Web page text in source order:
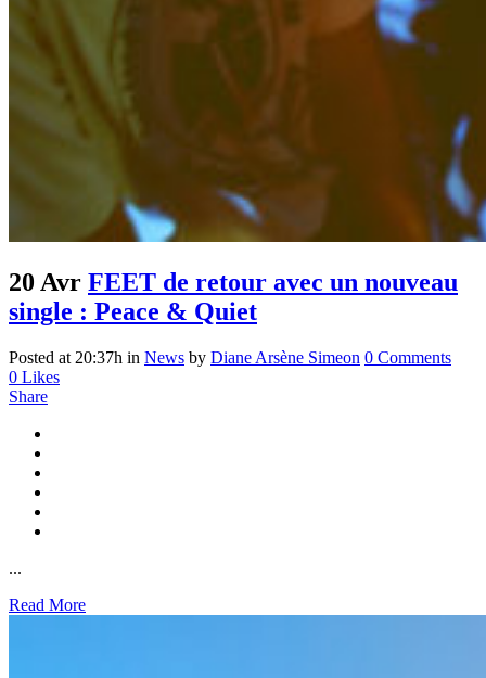
20 Avr FEET de retour avec un nouveau
single : Peace & Quiet
Posted at 20:37h in News by Diane Arsène Simeon 0 Comments
0 Likes
Share
...
Read More